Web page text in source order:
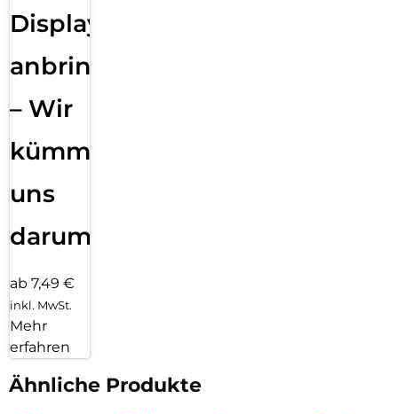
Displayfolie
anbringen
– Wir
kümmern
uns
darum!
ab 7,49 €
inkl. MwSt.
Mehr
erfahren
Ähnliche Produkte